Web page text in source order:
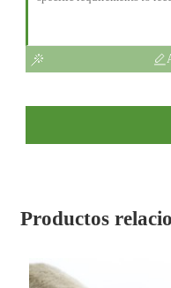
Productos